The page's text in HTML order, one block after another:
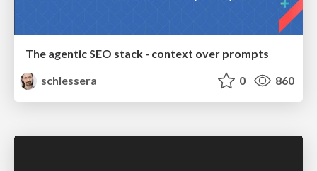
The agentic SEO stack - context over prompts
schlessera
0 860